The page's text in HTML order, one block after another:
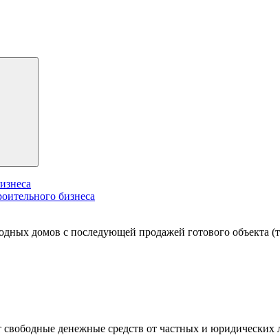
бизнеса
домов с последующей продажей готового объекта
денежные средств от частных и